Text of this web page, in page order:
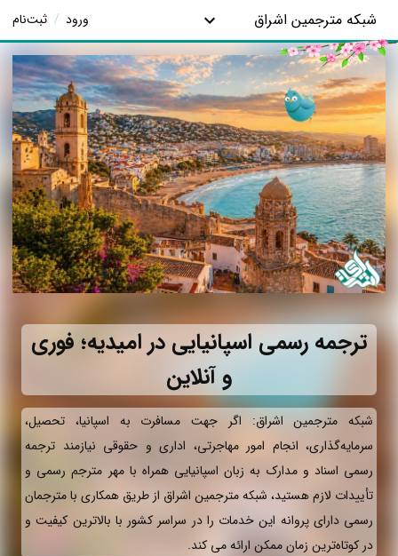
شبکه مترجمین اشراق ورود / ثبت‌نام
ترجمه رسمی اسپانیایی در امیدیه؛ فوری
و آنلاین
شبکه مترجمین اشراق: اگر جهت مسافرت به اسپانیا، تحصیل،
سرمایه‌گذاری، انجام امور مهاجرتی، اداری و حقوقی نیازمند ترجمه
رسمی اسناد و مدارک به زبان اسپانیایی همراه با مهر مترجم رسمی و
تأییدات لازم هستید، شبکه مترجمین اشراق از طریق همکاری با مترجمان
رسمی دارای پروانه این خدمات را در سراسر کشور با بالاترین کیفیت و
در کوتاه‌ترین زمان ممکن ارائه می‌ کند.